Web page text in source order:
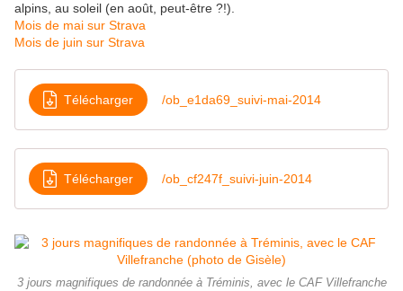
alpins, au soleil (en août, peut-être ?!).
Mois de mai sur Strava
Mois de juin sur Strava
Télécharger /ob_e1da69_suivi-mai-2014
Télécharger /ob_cf247f_suivi-juin-2014
3 jours magnifiques de randonnée à Tréminis, avec le CAF Villefranche